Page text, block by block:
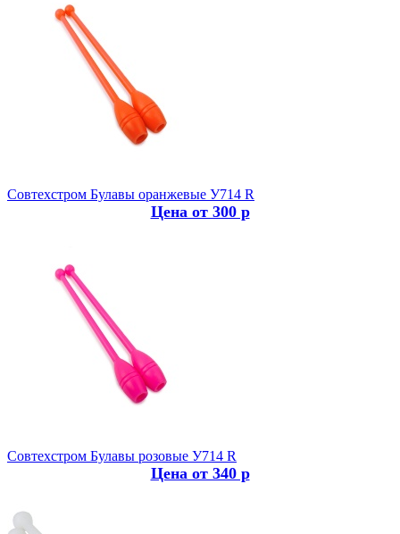
Совтехстром Булавы оранжевые У714 R
Цена от 300 р
Совтехстром Булавы розовые У714 R
Цена от 340 р